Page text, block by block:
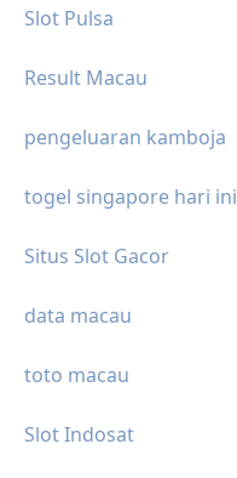
Slot Pulsa
Result Macau
pengeluaran kamboja
togel singapore hari ini
Situs Slot Gacor
data macau
toto macau
Slot Indosat